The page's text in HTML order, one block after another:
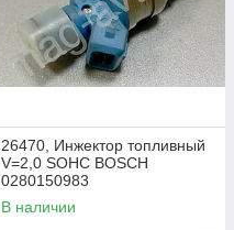
26470, Инжектор топливный
V=2,0 SOHC BOSCH
0280150983
В наличии